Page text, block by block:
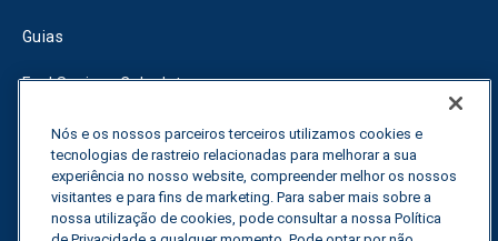
Guias
Fuel Savings Calculator
Calculadora de otimização do transporte
Rastreador de tarifas
Nós e os nossos parceiros terceiros utilizamos cookies e
tecnologias de rastreio relacionadas para melhorar a sua
experiência no nosso website, compreender melhor os nossos
visitantes e para fins de marketing. Para saber mais sobre a
nossa utilização de cookies, pode consultar a nossa Política